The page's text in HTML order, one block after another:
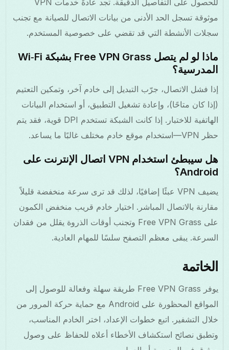
موثوقة تسجل الحد الأدنى من بيانات الاتصال للصيانة مع تجنب
سجلات الأنشطة التي قد تقضي على خصوصية المستخدم.
ماذا لو لم يتصل Free VPN Grass بشبكة Wi‑Fi
المدرسية؟
إذا فشل الاتصال، جرّب التبديل إلى خادم آخر، وتمكين التعتيم
(إذا كان متاحًا)، وإعادة تشغيل التطبيق، أو استخدام البيانات
الهاتفية للاختبار. إذا كانت الشبكة تستخدم DPI قوية، فقد يتم
حظر VPN—استخدام موقع خادم مختلف غالبًا ما يساعد.
هل سيبطئ استخدام VPN اتصال الإنترنت على
Android؟
يضيف VPN عبئًا إضافيًا، لذلك قد ترى سرعة منخفضة قليلاً
مقارنة بالاتصال المباشر. اختيار خادم قريب منخفض الكمون
على Free VPN Grass وتجنب أوقات الذروة يقلل من فقدان
السرعة. يبقى معظم التصفح سلسًا للمهام العادية.
الخاتمة
يوفر Free VPN Grass طريقة سهلة وفعالة للوصول إلى
المواقع المحظورة على Android مع حماية حركة المرور من
خلال التشفير. اتبع خطوات الإعداد، اختر الخادم المناسب،
وتطبق نصائح استكشاف الأخطاء أعلاه للحفاظ على وصول